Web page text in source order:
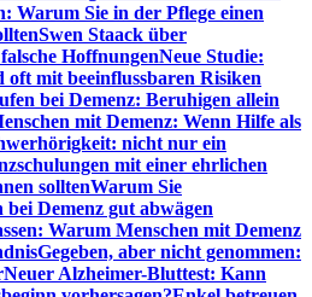
Warum Sie in der Pflege einen
Swen Staack über
HoffnungenNeue Studie:
oft mit beeinflussbaren Risiken
bei Demenz: Beruhigen allein
mit Demenz: Wenn Hilfe als
nicht nur ein
mit einer ehrlichen
solltenWarum Sie
Demenz gut abwägen
Warum Menschen mit Demenz
Gegeben, aber nicht genommen:
Neuer Alzheimer-Bluttest: Kann